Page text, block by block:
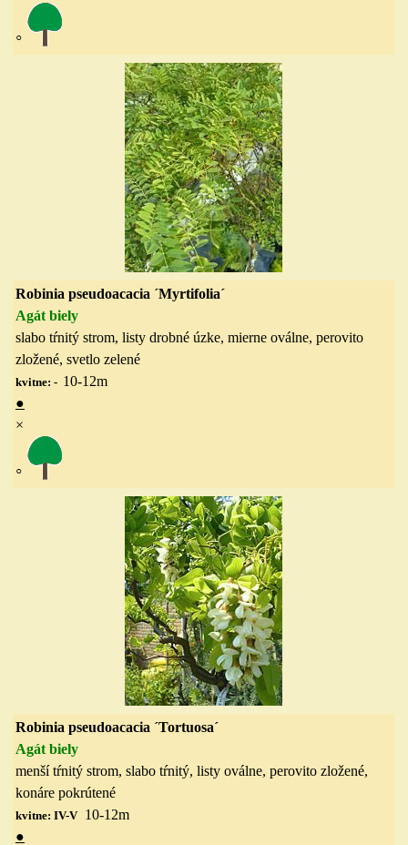
◦
Robinia pseudoacacia ´Myrtifolia´
Agát biely
slabo tŕnitý strom, listy drobné úzke, mierne oválne, perovito
zložené, svetlo zelené
kvitne: - 10-12m
●
×
◦
Robinia pseudoacacia ´Tortuosa´
Agát biely
menší tŕnitý strom, slabo tŕnitý, listy oválne, perovito zložené,
konáre pokrútené
kvitne: IV-V 10-12m
●